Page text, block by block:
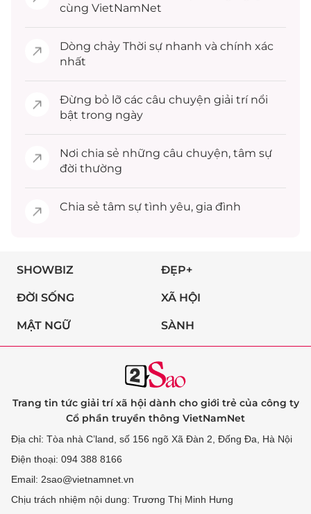
cùng VietNamNet
Dòng chảy Thời sự nhanh và chính xác
nhất
Đừng bỏ lỡ các câu chuyện giải trínổi
bật trong ngày
Nơi chia sẻ những câu chuyện, tâm sự
đời thường
Chia sẻ tâm sự tình yêu, gia đình
SHOWBIZ ĐẸP+
ĐỜI SỐNG XÃ HỘI
MẬT NGỮ SÀNH
Trang tin tức giải trí xã hội dành cho giới trẻ của công ty
Cổ phần truyền thông VietNamNet
Địa chỉ: Tòa nhà C’land, số 156 ngõ Xã Đàn 2, Đống Đa, Hà Nội
Điện thoại: 094 388 8166
Email: 2sao@vietnamnet.vn
Chịu trách nhiệm nội dung: Trương Thị Minh Hưng